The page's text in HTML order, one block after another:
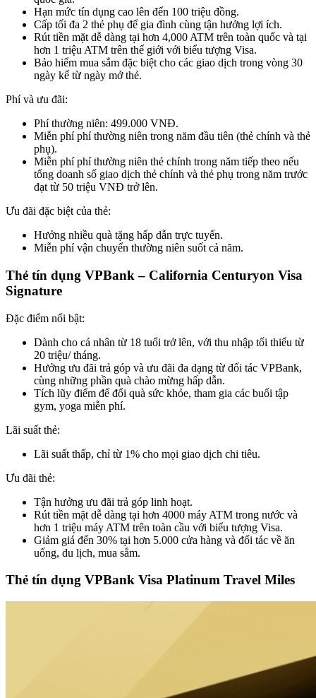
Hạn mức tín dụng cao lên đến 100 triệu đồng.
Cấp tối đa 2 thẻ phụ để gia đình cùng tận hưởng lợi ích.
Rút tiền mặt dễ dàng tại hơn 4,000 ATM trên toàn quốc và tại
hơn 1 triệu ATM trên thế giới với biểu tượng Visa.
Bảo hiểm mua sắm đặc biệt cho các giao dịch trong vòng 30
ngày kể từ ngày mở thẻ.
Phí và ưu đãi:
Phí thường niên: 499.000 VNĐ.
Miễn phí phí thường niên trong năm đầu tiên (thẻ chính và thẻ
phụ).
Miễn phí phí thường niên thẻ chính trong năm tiếp theo nếu
tổng doanh số giao dịch thẻ chính và thẻ phụ trong năm trước
đạt từ 50 triệu VNĐ trở lên.
Ưu đãi đặc biệt của thẻ:
Hưởng nhiều quà tặng hấp dẫn trực tuyến.
Miễn phí vận chuyển thường niên suốt cả năm.
Thẻ tín dụng VPBank – California Centuryon Visa
Signature
Đặc điểm nổi bật:
Dành cho cá nhân từ 18 tuổi trở lên, với thu nhập tối thiểu từ
20 triệu/ tháng.
Hưởng ưu đãi trả góp và ưu đãi đa dạng từ đối tác VPBank,
cùng những phần quà chào mừng hấp dẫn.
Tích lũy điểm để đổi quà sức khỏe, tham gia các buổi tập
gym, yoga miễn phí.
Lãi suất thẻ:
Lãi suất thấp, chỉ từ 1% cho mọi giao dịch chi tiêu.
Ưu đãi thẻ:
Tận hưởng ưu đãi trả góp linh hoạt.
Rút tiền mặt dễ dàng tại hơn 4000 máy ATM trong nước và
hơn 1 triệu máy ATM trên toàn cầu với biểu tượng Visa.
Giảm giá đến 30% tại hơn 5.000 cửa hàng và đối tác về ăn
uống, du lịch, mua sắm.
Thẻ tín dụng VPBank Visa Platinum Travel Miles